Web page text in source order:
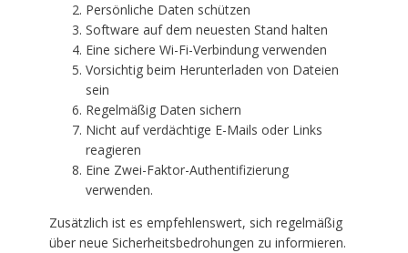
Persönliche Daten schützen
Software auf dem neuesten Stand halten
Eine sichere Wi-Fi-Verbindung verwenden
Vorsichtig beim Herunterladen von Dateien
sein
Regelmäßig Daten sichern
Nicht auf verdächtige E-Mails oder Links
reagieren
Eine Zwei-Faktor-Authentifizierung
verwenden.
Zusätzlich ist es empfehlenswert, sich regelmäßig
über neue Sicherheitsbedrohungen zu informieren.